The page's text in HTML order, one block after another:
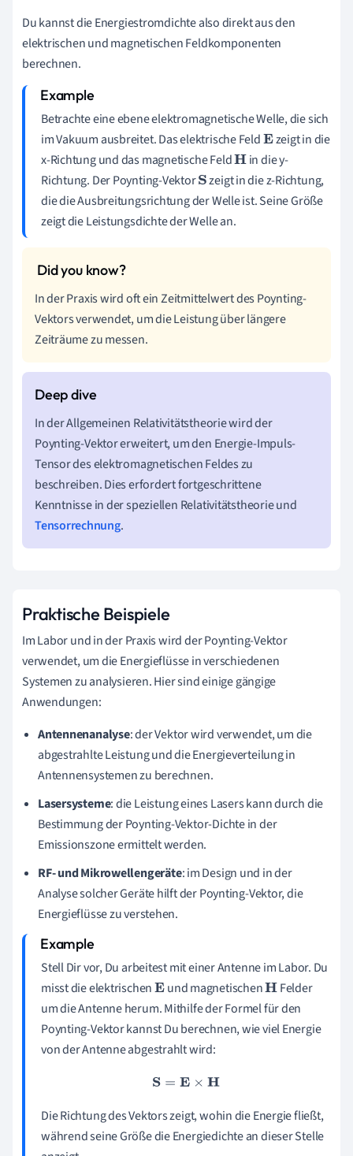
Du kannst die Energiestromdichte also direkt aus den
elektrischen und magnetischen Feldkomponenten
berechnen.
Betrachte eine ebene elektromagnetische Welle, die sich
im Vakuum ausbreitet. Das elektrische FeldE zeigt in die
x-Richtung und das magnetische FeldH in die y-
Richtung. Der Poynting-VektorS zeigt in die z-Richtung,
die die Ausbreitungsrichtung der Welle ist. Seine Größe
zeigt die Leistungsdichte der Welle an.
In der Praxis wird oft ein Zeitmittelwert des Poynting-
Vektors verwendet, um die Leistung über längere
Zeiträume zu messen.
In der Allgemeinen Relativitätstheorie wird der
Poynting-Vektor erweitert, um den Energie-Impuls-
Tensor des elektromagnetischen Feldes zu
beschreiben. Dies erfordert fortgeschrittene
Kenntnisse in der speziellen Relativitätstheorie und
Tensorrechnung.
Praktische Beispiele
Im Labor und in der Praxis wird der Poynting-Vektor
verwendet, um die Energieflüsse in verschiedenen
Systemen zu analysieren. Hier sind einige gängige
Anwendungen:
Antennenanalyse: der Vektor wird verwendet, um die
abgestrahlte Leistung und die Energieverteilung in
Antennensystemen zu berechnen.
Lasersysteme: die Leistung eines Lasers kann durch die
Bestimmung der Poynting-Vektor-Dichte in der
Emissionszone ermittelt werden.
RF- und Mikrowellengeräte: im Design und in der
Analyse solcher Geräte hilft der Poynting-Vektor, die
Energieflüsse zu verstehen.
Stell Dir vor, Du arbeitest mit einer Antenne im Labor. Du
misst die elektrischenE und magnetischenH Felder
um die Antenne herum. Mithilfe der Formel für den
Poynting-Vektor kannst Du berechnen, wie viel Energie
von der Antenne abgestrahlt wird:
S =E× H
Die Richtung des Vektors zeigt, wohin die Energie fließt,
während seine Größe die Energiedichte an dieser Stelle